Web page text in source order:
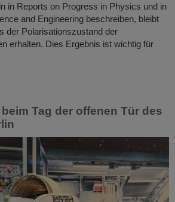
in Reports on Progress in Physics und in
and Engineering beschreiben, bleibt
der Polarisationszustand der
erhalten. Dies Ergebnis ist wichtig für
beim Tag der offenen Tür des